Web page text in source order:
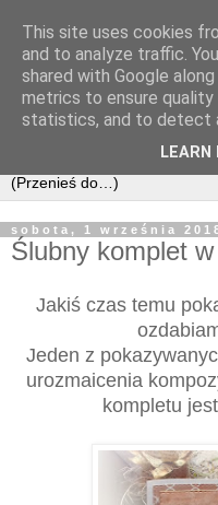
sobota, 1 września
Ślubny komplet
Jakiś czas temu
Jeden z
urozmaicenia
kompletu
This site uses cookies
and to analyze traffic.
shared with Google
metrics to ensure
statistics, and to detect
LEARN